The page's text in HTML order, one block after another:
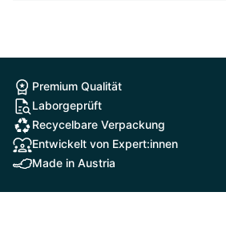
Premium Qualität
Laborgeprüft
Recycelbare Verpackung
Entwickelt von Expert:innen
Made in Austria